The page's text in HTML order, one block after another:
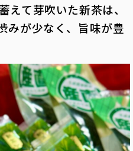
えて芽吹いた新茶は、
みが少なく、旨味が豊